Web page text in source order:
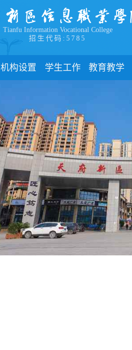
Tianfu Information Vocational College
招生代码:5785
机构设置
职能部门
学生工作
新闻动态
团委
管理制度
学生风采
心理健康
学生资助
下载中心
联系我们
教育教学
教学制度
教学通知
教学动态
实践教学
专业建设
课程建设
教学改革
学术交流